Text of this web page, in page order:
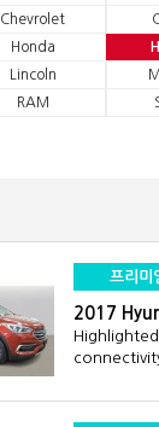
Chevrolet
Honda
Lincoln
RAM
프리미
2017